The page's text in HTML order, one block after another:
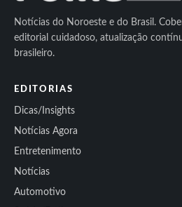
Notícias do Noroeste e do Brasil.
editorial cuidadoso, atualização
brasileiro.
EDITORIAS
Dicas/Insights
Notícias Agora
Entretenimento
Notícias
Automotivo